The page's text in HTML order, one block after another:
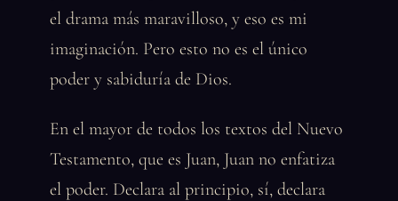
el drama más maravilloso, y eso es mi
imaginación. Pero esto no es el único
poder y sabiduría de Dios.
En el mayor de todos los textos del Nuevo
Testamento, que es Juan, Juan no enfatiza
el poder. Declara al principio, sí, declara